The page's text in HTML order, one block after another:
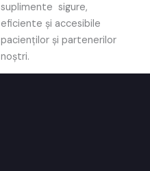
suplimente sigure,
eficiente și accesibile
pacienților și partenerilor
noștri.